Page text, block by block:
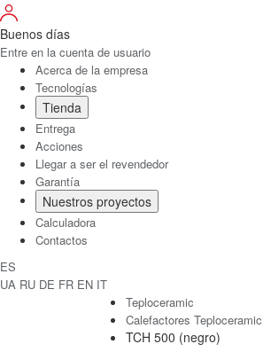
Buenos días
Entre en la cuenta de usuario
Acerca de la empresa
Tecnologías
Tienda
Entrega
Acciones
Llegar a ser el revendedor
Garantía
Nuestros proyectos
Calculadora
Contactos
ES
UA RU DE FR EN IT
Teploceramic
Calefactores Teploceramic
TCH 500 (negro)